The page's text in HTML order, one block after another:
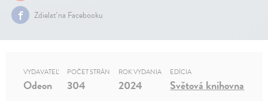
Zdielať na Facebooku
VYDAVATEĽ
Odeon
POČET STRÁN
304
ROK VYDANIA
2024
EDÍCIA
Světová knihovna